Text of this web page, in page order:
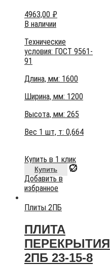
4963,00 ₽
В наличии
Технические
условия: ГОСТ 9561-
91
Длина, мм: 1600
Ширина, мм: 1200
Высота, мм: 265
Вес 1 шт, т: 0,664
Купить в 1 клик
Купить
Добавить в
избранное
Плиты 2ПБ
ПЛИТА
ПЕРЕКРЫТИЯ
2ПБ 23-15-8